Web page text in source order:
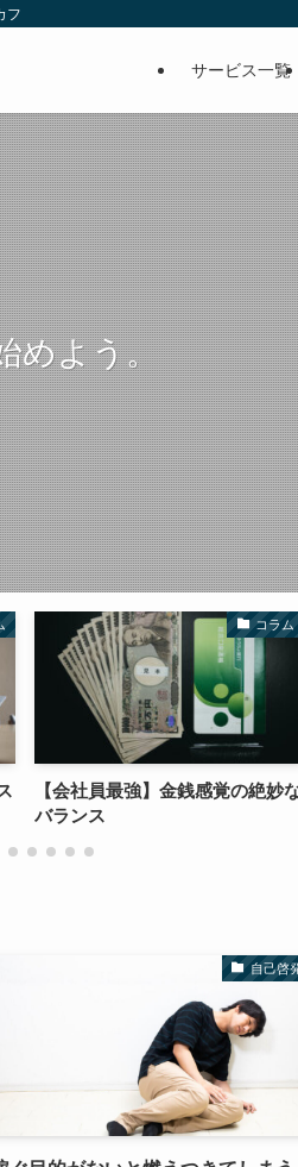
では、心温まる濃厚な話とクスッと
サービス一覧
めよう。
コラム
金銭感覚の絶妙な
ノウハウより
自己啓